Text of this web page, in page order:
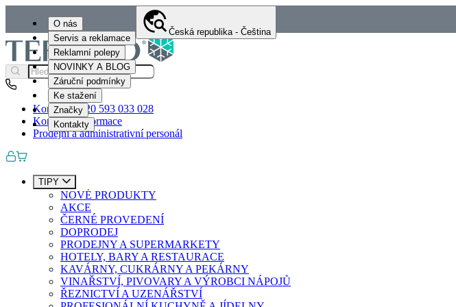
O nás
Servis a reklamace
Reklamní polepy
NOVINKY A BLOG
Záruční podmínky
Ke stažení
Značky
Kontakty
Česká republika - Čeština
Kontakty+420 593 033 028
Kontaktní informace
Prodejní a administrativní personál
TIPY
NOVÉ PRODUKTY
AKCE
ČERNÉ PROVEDENÍ
DOPRODEJ
PRODEJNY A SUPERMARKETY
HOTELY, BARY A RESTAURACE
KAVÁRNY, CUKRÁRNY A PEKÁRNY
VINAŘSTVÍ, PIVOVARY A VÝROBCI NÁPOJŮ
ŘEZNICTVÍ A UZENÁŘSTVÍ